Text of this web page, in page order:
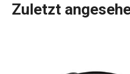
breiten Sortiment bieten wir
Grillpfannen aus
Zuletzt